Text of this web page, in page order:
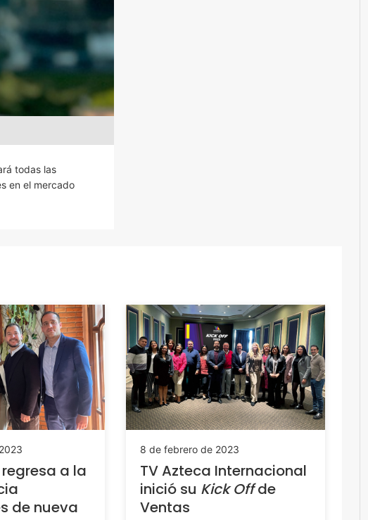
todas las
en el mercado
a la
de nueva
8 de febrero de 2023
TV Azteca Internacional
inició su Kick Offde
Ventas